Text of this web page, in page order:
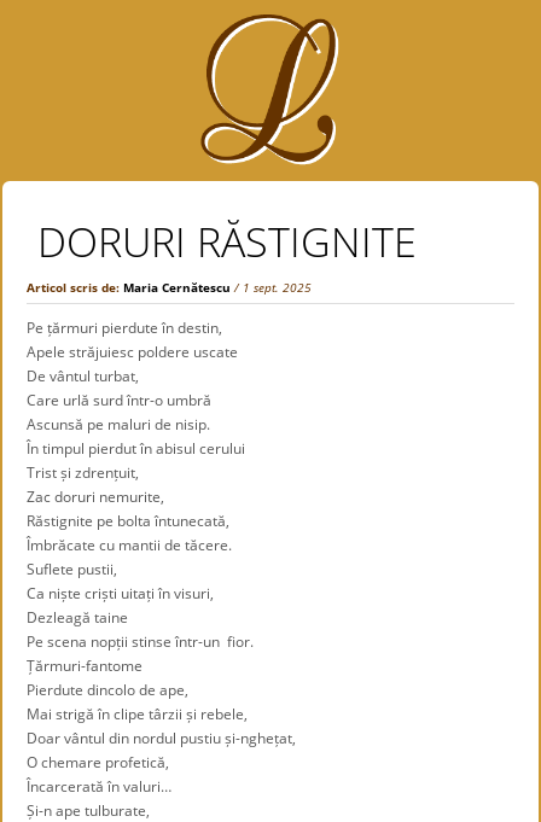
DORURI RĂSTIGNITE
Articol scris de:Maria Cernătescu / 1 sept. 2025
Pe țărmuri pierdute în destin,
Apele străjuiesc poldere uscate
De vântul turbat,
Care urlă surd într-o umbră
Ascunsă pe maluri de nisip.
În timpul pierdut în abisul cerului
Trist și zdrențuit,
Zac doruri nemurite,
Răstignite pe bolta întunecată,
Îmbrăcate cu mantii de tăcere.
Suflete pustii,
Ca niște criști uitați în visuri,
Dezleagă taine
Pe scena nopții stinse într-un fior.
Țărmuri-fantome
Pierdute dincolo de ape,
Mai strigă în clipe târzii și rebele,
Doar vântul din nordul pustiu și-nghețat,
O chemare profetică,
Încarcerată în valuri…
Și-n ape tulburate,